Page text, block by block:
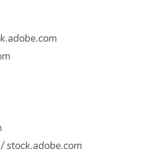
/ stock.adobe.com